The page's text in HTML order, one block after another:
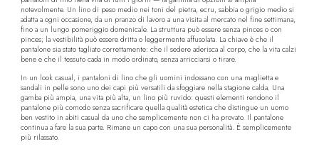
notevolmente. Un lino di peso medio nei toni del pietra, ecru, sabbia o grigio medio si
adatta a ogni occasione, da un pranzo di lavoro a una visita al mercato nel fine settimana,
fino a un lungo pomeriggio domenicale. La struttura può essere senza pinces o con
pinces; la vestibilità può essere dritta o leggermente affusolata. La chiave è che il
pantalone sia stato tagliato correttamente: che il sedere aderisca al corpo, che la vita calzi
bene e che il tessuto cada in modo ordinato, senza arricciarsi o tirare.
In un look casual, i pantaloni di lino che gli uomini indossano con una maglietta e
sandali in pelle sono uno dei capi più versatili da sfoggiare nella stagione calda. Una
gamba più ampia, una vita più alta, un lino più ruvido: questi elementi rendono il
pantalone più comodo senza sacrificare quella qualità estetica che distingue un uomo
ben vestito in abiti casual da uno che semplicemente non ci ha provato. Il pantalone
continua a fare la sua parte. Rimane un capo con una sua personalità. È semplicemente
più rilassato.